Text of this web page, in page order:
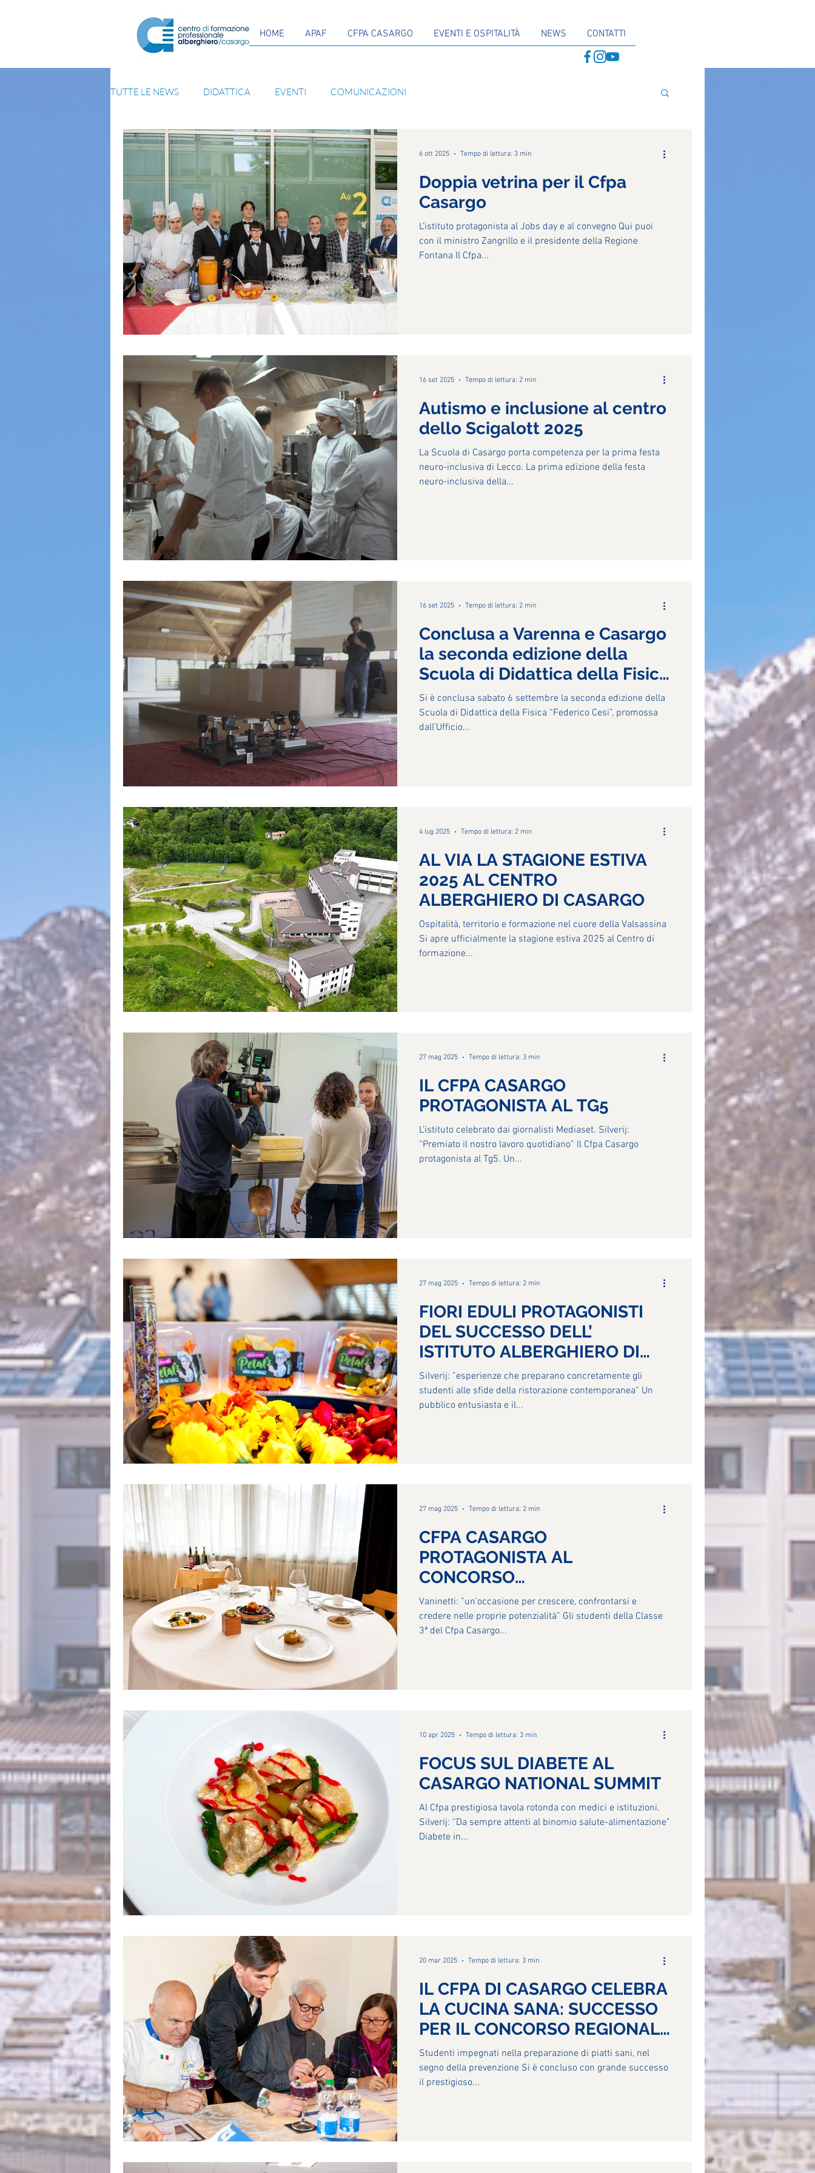
HOME APAF CFPA CASARGO EVENTI E OSPITALITÀ NEWS CONTATTI
TUTTE LE NEWS DIDATTICA EVENTI COMUNICAZIONI
Doppia vetrina per il Cfpa
Casargo
L’istituto protagonista al Jobs day e al convegno Qui puoi
con il ministro Zangrillo e il presidente della Regione
Fontana Il Cfpa...
6 ott 2025 Tempo di lettura: 3 min
Autismo e inclusione al centro
dello Scigalott 2025
La Scuola di Casargo porta competenza per la prima festa
neuro-inclusiva di Lecco. La prima edizione della festa
neuro-inclusiva della...
16 set 2025 Tempo di lettura: 2 min
Conclusa a Varenna e Casargo
la seconda edizione della
Scuola di Didattica della Fisica
“Federico Cesi”
Si è conclusa sabato 6 settembre la seconda edizione della
Scuola di Didattica della Fisica “Federico Cesi”, promossa
dall’Ufficio...
16 set 2025 Tempo di lettura: 2 min
AL VIA LA STAGIONE ESTIVA
2025 AL CENTRO
ALBERGHIERO DI CASARGO
Ospitalità, territorio e formazione nel cuore della Valsassina
Si apre ufficialmente la stagione estiva 2025 al Centro di
formazione...
4 lug 2025 Tempo di lettura: 2 min
IL CFPA CASARGO
PROTAGONISTA AL TG5
L’istituto celebrato dai giornalisti Mediaset. Silverij:
“Premiato il nostro lavoro quotidiano” Il Cfpa Casargo
protagonista al Tg5. Un...
27 mag 2025 Tempo di lettura: 3 min
FIORI EDULI PROTAGONISTI
DEL SUCCESSO DELL’
ISTITUTO ALBERGHIERO DI
CASARGO ALLA
MANIFESTAZIONE “I FIORI IN
CUCINA”.
Silverij: ”esperienze che preparano concretamente gli
studenti alle sfide della ristorazione contemporanea” Un
pubblico entusiasta e il...
27 mag 2025 Tempo di lettura: 2 min
CFPA CASARGO
PROTAGONISTA AL
CONCORSO
AGROALIMENTARE DI
CONFINDUSTRIA LECCO E
SONDRIO
Vaninetti: ”un’occasione per crescere, confrontarsi e
credere nelle proprie potenzialità” Gli studenti della Classe
3ª del Cfpa Casargo...
27 mag 2025 Tempo di lettura: 2 min
FOCUS SUL DIABETE AL
CASARGO NATIONAL SUMMIT
Al Cfpa prestigiosa tavola rotonda con medici e istituzioni.
Silverij: “Da sempre attenti al binomio salute-alimentazione”
Diabete in...
10 apr 2025 Tempo di lettura: 3 min
IL CFPA DI CASARGO CELEBRA
LA CUCINA SANA: SUCCESSO
PER IL CONCORSO REGIONALE
LILT
Studenti impegnati nella preparazione di piatti sani, nel
segno della prevenzione Si è concluso con grande successo
il prestigioso...
20 mar 2025 Tempo di lettura: 3 min